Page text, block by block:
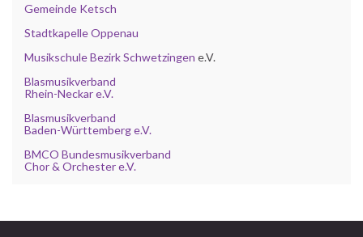
Gemeinde Ketsch
Stadtkapelle Oppenau
Musikschule Bezirk Schwetzingen e.V.
Blasmusikverband
Rhein-Neckar e.V.
Blasmusikverband
Baden-Württemberg e.V.
BMCO Bundesmusikverband
Chor & Orchester e.V.